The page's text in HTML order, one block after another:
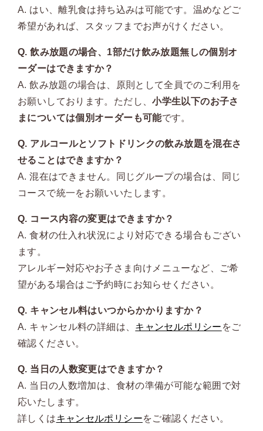
A. はい、離乳食は持ち込みは可能です。温めなどご
希望があれば、スタッフまでお声がけください。
Q. 飲み放題の場合、1部だけ飲み放題無しの個別オ
ーダーはできますか？
A. 飲み放題の場合は、原則として全員でのご利用を
お願いしております。ただし、小学生以下のお子さ
まについては個別オーダーも可能です。
Q. アルコールとソフトドリンクの飲み放題を混在さ
せることはできますか？
A. 混在はできません。同じグループの場合は、同じ
コースで統一をお願いいたします。
Q. コース内容の変更はできますか？
A. 食材の仕入れ状況により対応できる場合もござい
ます。
アレルギー対応やお子さま向けメニューなど、ご希
望がある場合はご予約時にお知らせください。
Q. キャンセル料はいつからかかりますか？
A. キャンセル料の詳細は、 キャンセルポリシー をご
確認ください。
Q. 当日の人数変更はできますか？
A. 当日の人数増加は、食材の準備が可能な範囲で対
応いたします。
詳しくはキャンセルポリシーをご確認ください。